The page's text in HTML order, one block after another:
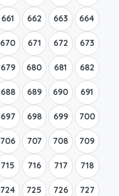
661 662 663 664
670 671 672 673
679 680 681 682
688 689 690 691
697 698 699 700
706 707 708 709
715 716 717 718
724 725 726 727